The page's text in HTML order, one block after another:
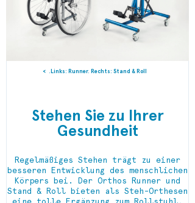
Links: Runner. Rechts: Stand & Roll.
Stehen Sie zu Ihrer
Gesundheit
Regelmäßiges Stehen trägt zu einer
besseren Entwicklung des menschlichen
Körpers bei. Der Orthos Runner und
Stand & Roll bieten als Steh-Orthesen